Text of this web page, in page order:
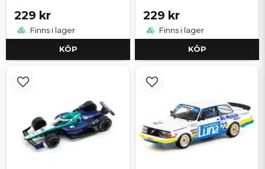
229 kr
Finns i lager
KÖP
229 kr
Finns i lager
KÖP